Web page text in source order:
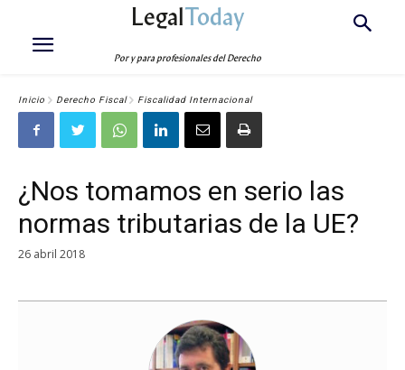
LegalToday
Por y para profesionales del Derecho
Inicio Derecho Fiscal Fiscalidad Internacional
¿Nos tomamos en serio las
normas tributarias de la UE?
26 abril 2018